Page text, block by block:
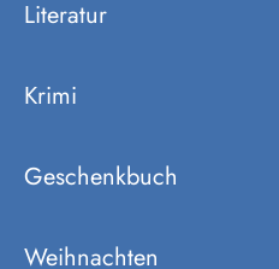
Literatur
Krimi
Geschenkbuch
Weihnachten